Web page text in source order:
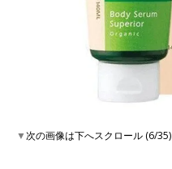
▼次の画像は下へスクロール (6/35)